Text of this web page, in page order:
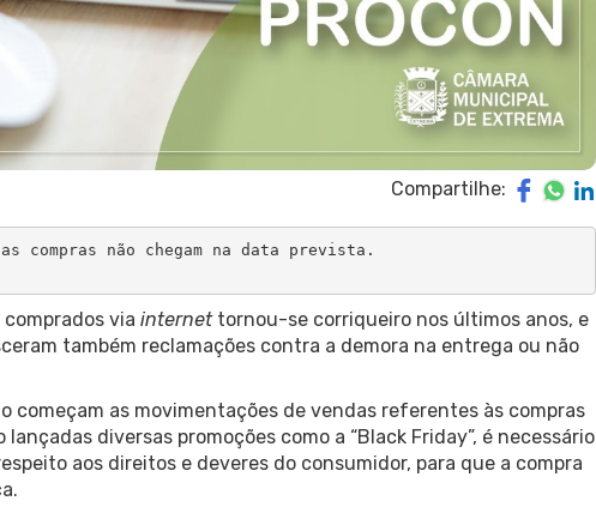
Compartilhe:
compras não chegam na data prevista.
via internettornou-se corriqueiro nos últimos anos, e
também reclamações contra a demora na entrega ou não
começam as movimentações de vendas referentes às compras
diversas promoções como a “Black Friday”, é necessário
aos direitos e deveres do consumidor, para que a compra